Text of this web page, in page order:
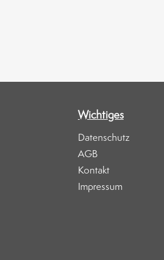
Wichtiges
Datenschutz
AGB
Kontakt
Impressum